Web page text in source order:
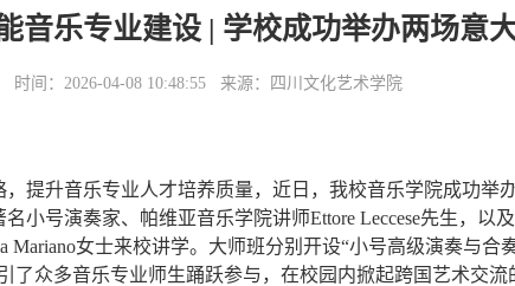
音乐专业建设 | 学校成功举办两场意
时间：2026-04-08 10:48:55 来源：四川文化艺术学院
提升音乐专业人才培养质量，近日，我校音乐学院成功举
小号演奏家、帕维亚音乐学院讲师Ettore Leccese先生，以
Mariano女士来校讲学。大师班分别开设“小号高级演奏与合
了众多音乐专业师生踊跃参与，在校园内掀起跨国艺术交流